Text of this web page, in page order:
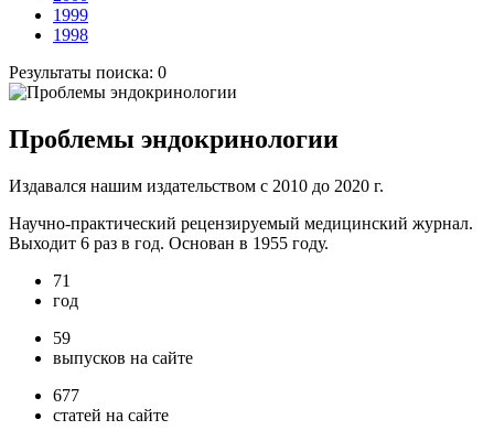
1999
1998
Результаты поиска: 0
Проблемы эндокринологии
Издавался нашим издательством с 2010 до 2020 г.
Научно-практический рецензируемый медицинский журнал.
Выходит 6 раз в год. Основан в 1955 году.
71
год
59
выпусков на сайте
677
статей на сайте